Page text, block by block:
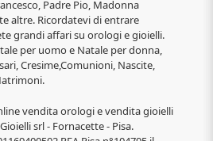
Padre Pio, Madonna
altre. Ricordatevi di entrare
grandi affari su orologi e gioielli.
per uomo e Natale per donna,
Cresime,Comunioni, Nascite,
vendita orologi e vendita gioielli
srl - Fornacette - Pisa.